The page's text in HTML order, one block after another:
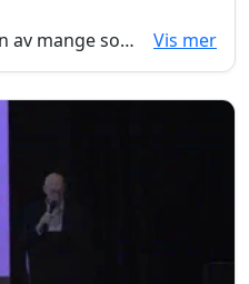
Lars Magne Sunnana er en av mange som stiller seg kritisk til de norske kostholdsrådene. Kostholdsrådene legger føringer for hva barn og unge skal lære om kosthold i skolen, og ligger til grunn for spisevanene til veldig mange nordmenn. Det er derfor viktig at rådene som blir gitt har medhold i solid forskning. I dette foredraget tar Lars Magne oss med tilbake i tid, for å se nærmere på hva som foregikk i samfunnet når grunnlaget for kostholdsrådene ble lagt og forsknignen de tok utgangpunkt i.
Vis mer